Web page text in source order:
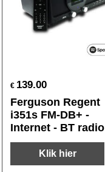
€ 139.00
Ferguson Regent
i351s FM-DB+ -
Internet - BT radio
Klik hier